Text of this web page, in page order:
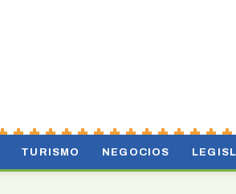
TURISMO NEGOCIOS